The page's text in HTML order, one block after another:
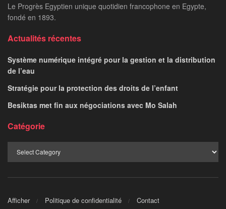
Le Progrès Egyptien unique quotidien francophone en Egypte,
fondé en 1893.
Actualités récentes
Système numérique intégré pour la gestion et la distribution
de l’eau
Stratégie pour la protection des droits de l’enfant
Besiktas met fin aux négociations avec Mo Salah
Catégorie
Afficher Politique de confidentialité Contact